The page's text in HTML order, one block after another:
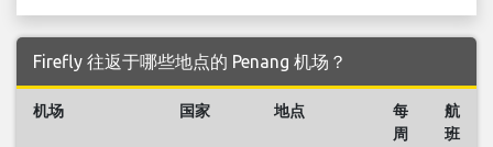
Firefly 往返于哪些地点的 Penang 机场？
机场 国家 地点
每
周
航
班